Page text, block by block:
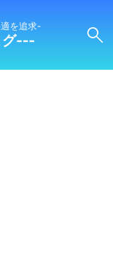
を追求-
グ---